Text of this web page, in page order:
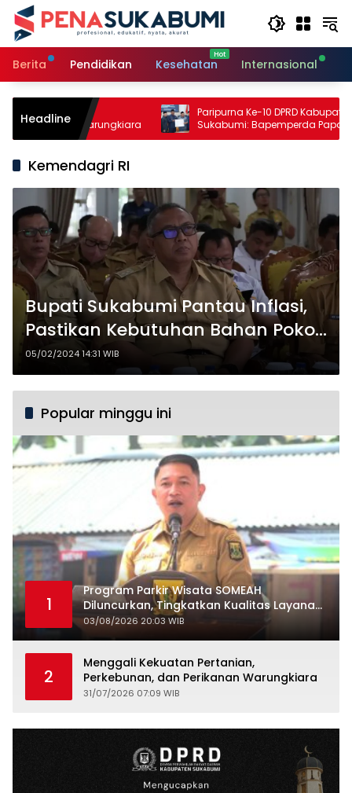
Langsung
konten
Berita
Pendidikan Kesehatan Internasional
Headline
Pertanian,
Warungkiara
Paripurna Ke-10 DPRD Kabupaten
Sukabumi: Bapemperda Paparkan
Bahasan, Bupati Sampaikan Nota
Kemendagri RI
Bupati Sukabumi Pantau Inflasi,
Pastikan Kebutuhan Bahan Pokok
Aman
05/02/2024 14:31 WIB
Popular minggu ini
1
Program Parkir Wisata SOMEAH
Diluncurkan, Tingkatkan Kualitas Layanan
Kepariwisataan
03/08/2026 20:03 WIB
2
Menggali Kekuatan Pertanian,
Perkebunan, dan Perikanan Warungkiara
31/07/2026 07:09 WIB